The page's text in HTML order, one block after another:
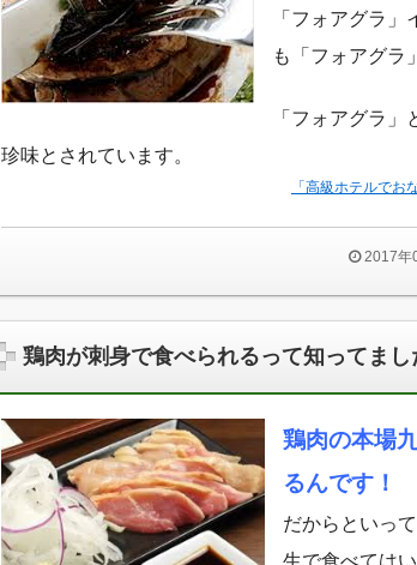
「フォアグラ
も「フォアグラ
「フォアグラ
珍味とされています。
「高級ホテルで
2017年
鶏肉が刺身で食べられるって知ってまし
鶏肉の本場
るんです！
だからといっ
生で食べてはい